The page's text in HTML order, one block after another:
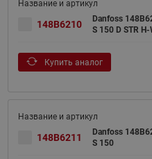
148B6210
Danfoss
S 150 D STR H-
Купить аналог
148B6211
Danfoss
S 150